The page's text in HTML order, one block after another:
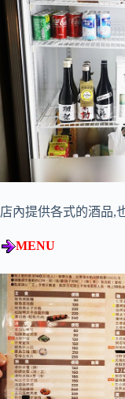
店內提供各式的酒品,
MENU